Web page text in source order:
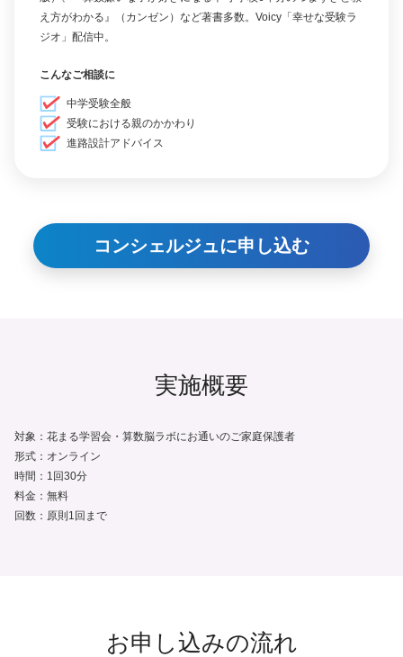
え方がわかる』（カンゼン）など著書多数。Voicy「幸せな受験ラ
ジオ」配信中。
こんなご相談に
中学受験全般
受験における親のかかわり
進路設計アドバイス
コンシェルジュに申し込む
実施概要
対象： 花まる学習会・算数脳ラボにお通いのご家庭保護者
形式： オンライン
時間： 1回30分
料金： 無料
回数： 原則1回まで
お申し込みの流れ